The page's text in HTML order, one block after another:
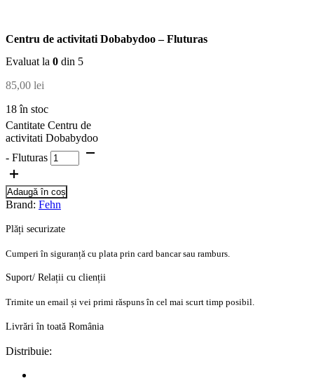
Centru de activitati Dobabydoo – Fluturas
Evaluat la 0 din 5
85,00 lei
18 în stoc
Cantitate Centru de
activitati Dobabydoo
- Fluturas
Adaugă în coș
Brand: Fehn
Plăți securizate
Cumperi în siguranță cu plata prin card bancar sau ramburs.
Suport/ Relații cu clienții
Trimite un email și vei primi răspuns în cel mai scurt timp posibil.
Livrări în toată România
Distribuie: